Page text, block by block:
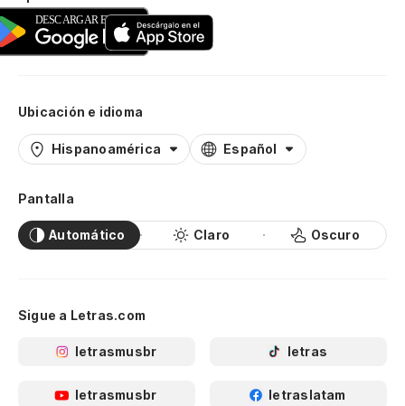
Ubicación e idioma
Hispanoamérica Español
Pantalla
Automático Claro Oscuro
Sigue a Letras.com
letrasmusbr letras
letrasmusbr letraslatam